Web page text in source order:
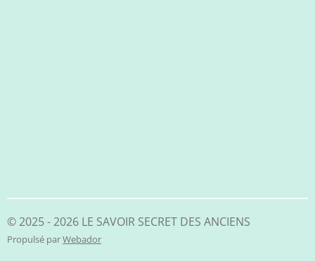
© 2025 - 2026 LE SAVOIR SECRET DES ANCIENS
Propulsé parWebador